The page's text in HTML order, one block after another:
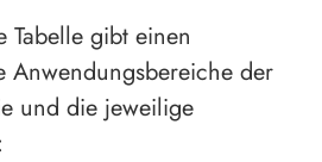
Tabelle gibt einen
Anwendungsbereiche der
und die jeweilige